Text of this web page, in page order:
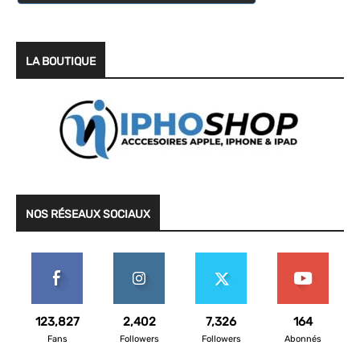
LA BOUTIQUE
NOS RÉSEAUX SOCIAUX
123,827
Fans
2,402
Followers
7,326
Followers
164
Abonnés